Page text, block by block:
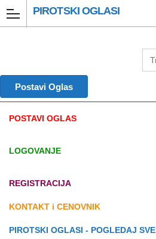
PIROTSKI OGLASI
Postavi Oglas
POSTAVI OGLAS
LOGOVANJE
REGISTRACIJA
KONTAKT i CENOVNIK
PIROTSKI OGLASI - POGLEDAJ